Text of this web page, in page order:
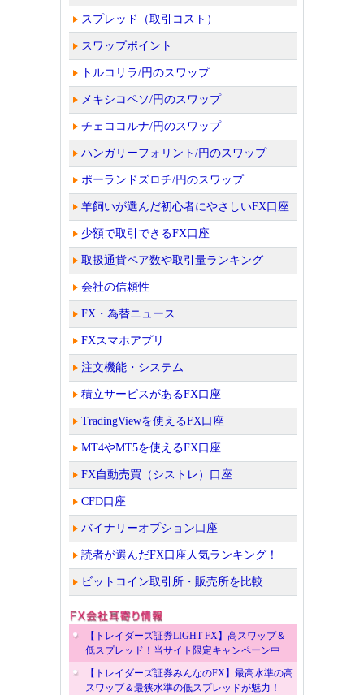
スプレッド（取引コスト）
スワップポイント
トルコリラ/円のスワップ
メキシコペソ/円のスワップ
チェココルナ/円のスワップ
ハンガリーフォリント/円のスワップ
ポーランドズロチ/円のスワップ
羊飼いが選んだ初心者にやさしいFX口座
少額で取引できるFX口座
取扱通貨ペア数や取引量ランキング
会社の信頼性
FX・為替ニュース
FXスマホアプリ
注文機能・システム
積立サービスがあるFX口座
TradingViewを使えるFX口座
MT4やMT5を使えるFX口座
FX自動売買（シストレ）口座
CFD口座
バイナリーオプション口座
読者が選んだFX口座人気ランキング！
ビットコイン取引所・販売所を比較
【トレイダーズ証券LIGHT FX】高スワップ＆
低スプレッド！当サイト限定キャンペーン中
【トレイダーズ証券みんなのFX】最高水準の高
スワップ＆最狭水準の低スプレッドが魅力！